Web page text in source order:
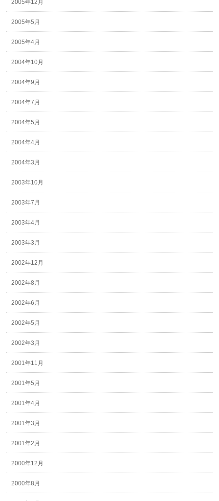
2005年12月
2005年5月
2005年4月
2004年10月
2004年9月
2004年7月
2004年5月
2004年4月
2004年3月
2003年10月
2003年7月
2003年4月
2003年3月
2002年12月
2002年8月
2002年6月
2002年5月
2002年3月
2001年11月
2001年5月
2001年4月
2001年3月
2001年2月
2000年12月
2000年8月